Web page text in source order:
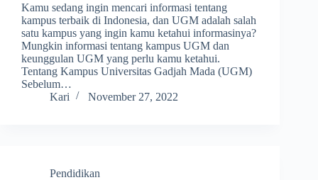
Kamu sedang ingin mencari informasi tentang
kampus terbaik di Indonesia, dan UGM adalah salah
satu kampus yang ingin kamu ketahui informasinya?
Mungkin informasi tentang kampus UGM dan
keunggulan UGM yang perlu kamu ketahui.
Tentang Kampus Universitas Gadjah Mada (UGM)
Sebelum…
Kari
November 27, 2022
Pendidikan